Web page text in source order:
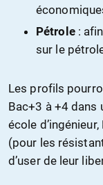
Pétrole:
sur le
Les profils
Bac+3 à +4 dans
école d’ingénieur,
(pour les
d’user de leur